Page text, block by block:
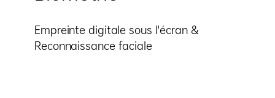
Empreinte digitale sous l'écran &
Reconnaissance faciale